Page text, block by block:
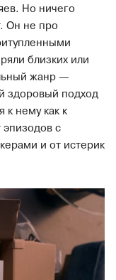
Но ничего
Он не про
близких или
жанр —
здоровый подход
к нему как к
эпизодов с
и от истерик